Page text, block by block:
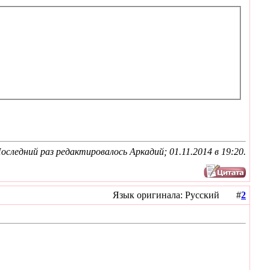
раз редактировалось Аркадий; 01.11.2014 в 19:20.
Язык оригинала: Русский #2